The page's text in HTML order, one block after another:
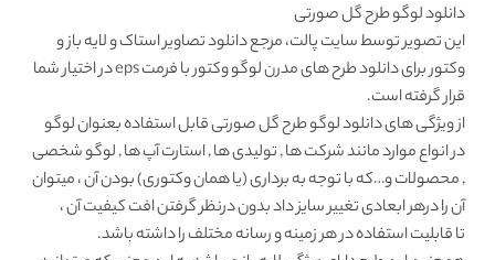
دانلود لوگو طرح گل صورتی
این تصویر توسطسایت پالت، مرجع دانلود تصاویر استاک و لایه باز و
وکتور برای دانلود طرح های مدرنلوگو
وکتور با فرمت eps در اختیار شما
قرار گرفته است.
از ویژگی های دانلود لوگو طرح گل صورتی قابل استفاده بعنوان لوگو
در انواع موارد مانند شرکت ها , تولیدی ها , استارت آپ ها , لوگو شخصی
, محصولات و…که با توجه به برداری (یا همان وکتوری) بودن آن ، میتوان
آن را درهر ابعادی تغییر سایز داد بدون درنظر گرفتن افت کیفیت آن ،
تا قابلیت استفاده در هر زمینه و رسانه مختلف را داشته باشد.